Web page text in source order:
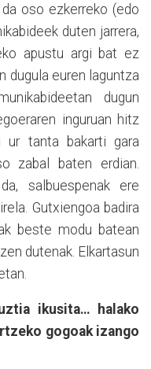
oso ezkerreko (edo
duten jarrera,
apustu argi bat ez
dugula euren laguntza
dugun
inguruan hitz
ur tanta bakarti gara
zabal baten erdian.
salbuespenak ere
Gutxiengoa badira
beste modu batean
dutenak. Elkartasun
ikusita… halako
gogoak izango